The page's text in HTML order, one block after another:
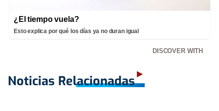
¿El tiempo vuela?
Esto explica por qué los días ya no duran igual
DISCOVER WITH
Noticias Relacionadas